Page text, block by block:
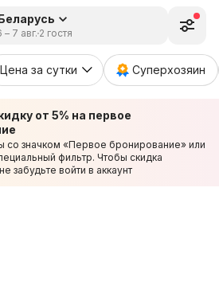
– 7 авг. 2 гостя
Цена за сутки Суперхозяин
от 5% на первое
со значком «Первое бронирование» или
фильтр. Чтобы скидка
забудьте войти в аккаунт